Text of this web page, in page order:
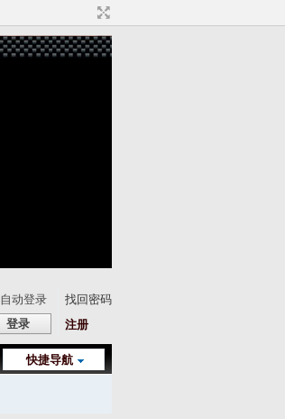
自动登录
找回密码
登录 注册
快捷导航